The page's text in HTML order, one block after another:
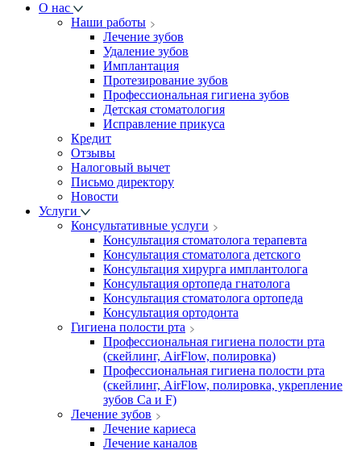
О нас
Наши работы
Лечение зубов
Удаление зубов
Имплантация
Протезирование зубов
Профессиональная гигиена зубов
Детская стоматология
Исправление прикуса
Кредит
Отзывы
Налоговый вычет
Письмо директору
Новости
Услуги
Консультативные услуги
Консультация стоматолога терапевта
Консультация стоматолога детского
Консультация хирурга имплантолога
Консультация ортопеда гнатолога
Консультация стоматолога ортопеда
Консультация ортодонта
Гигиена полости рта
Профессиональная гигиена полости рта
(скейлинг, AirFlow, полировка)
Профессиональная гигиена полости рта
(скейлинг, AirFlow, полировка, укрепление
зубов Ca и F)
Лечение зубов
Лечение кариеса
Лечение каналов